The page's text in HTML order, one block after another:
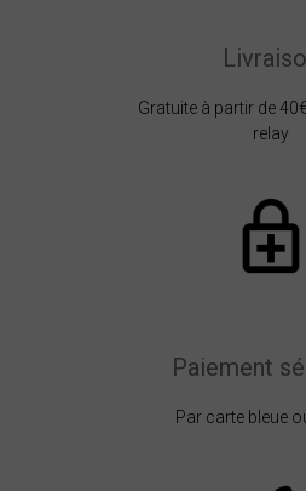
Gratuite à partir de
relay
Paiement
Par carte bleue